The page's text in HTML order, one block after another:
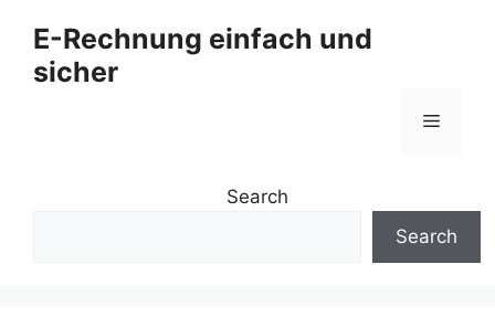
Inhalt
springen
E-Rechnung einfach und
sicher
Menü
Search
Search